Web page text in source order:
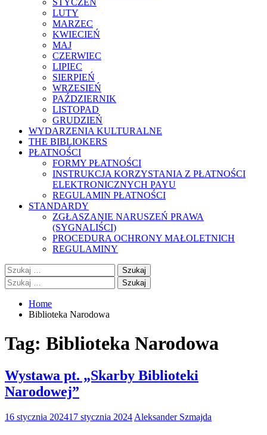
STYCZEŃ
LUTY
MARZEC
KWIECIEŃ
MAJ
CZERWIEC
LIPIEC
SIERPIEŃ
WRZESIEŃ
PAŹDZIERNIK
LISTOPAD
GRUDZIEŃ
WYDARZENIA KULTURALNE
THE BIBLIOKERS
PŁATNOŚCI
FORMY PŁATNOŚCI
INSTRUKCJA KORZYSTANIA Z PŁATNOŚCI
ELEKTRONICZNYCH PAYU
REGULAMIN PŁATNOŚCI
STANDARDY
ZGŁASZANIE NARUSZEŃ PRAWA
(SYGNALIŚCI)
PROCEDURA OCHRONY MAŁOLETNICH
REGULAMINY
Szukaj:
Szukaj:
Home
Biblioteka Narodowa
Tag: Biblioteka Narodowa
Wystawa pt. „Skarby Biblioteki
Narodowej”
16 stycznia 202417 stycznia 2024 Aleksander Szmajda